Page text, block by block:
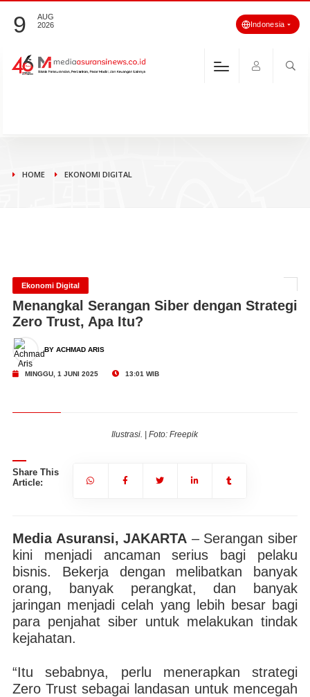
9
AUG
2026
Indonesia
HOME EKONOMI DIGITAL
Ekonomi Digital
Menangkal Serangan Siber dengan Strategi
Zero Trust, Apa Itu?
BY ACHMAD ARIS
MINGGU, 1 JUNI 2025 13:01 WIB
Ilustrasi. | Foto: Freepik
Share This
Article:
Media Asuransi, JAKARTA – Serangan siber
kini menjadi ancaman serius bagi pelaku
bisnis. Bekerja dengan melibatkan banyak
orang, banyak perangkat, dan banyak
jaringan menjadi celah yang lebih besar bagi
para penjahat siber untuk melakukan tindak
kejahatan.
“Itu sebabnya, perlu menerapkan strategi
Zero Trust sebagai landasan untuk mencegah